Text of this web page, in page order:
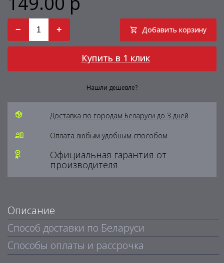
− + Добавить корзину
Купить в 1 клик
Нашли дешевле?
Доставка по городам Беларуси до 3 дней
Оплата любым удобным способом
Официальная гарантия от
производителя
Описание
Способ доставки по Беларуси
Способы оплаты и рассрочка